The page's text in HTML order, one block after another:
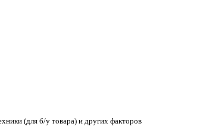
(для б/у товара) и других факторов